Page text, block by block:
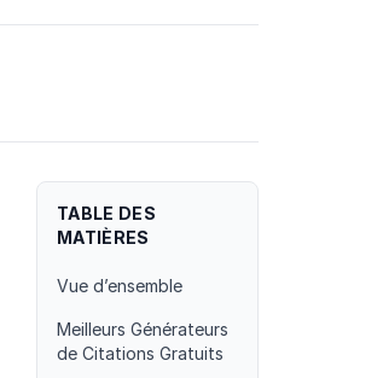
TABLE DES
MATIÈRES
Vue d’ensemble
Meilleurs Générateurs
de Citations Gratuits